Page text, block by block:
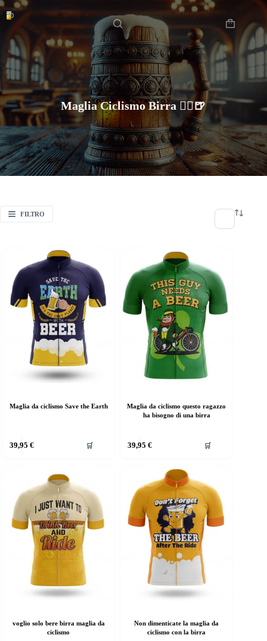
Salta
contenuto
Carrello
Home
Maglia Ciclismo Birra 🚴‍♂️🍺
FILTRO
Maglia da ciclismo Save the Earth
39,95 € 🛒
Maglia da ciclismo questo ragazzo
ha bisogno di una birra
39,95 € 🛒
voglio solo bere birra maglia da
ciclismo
Non dimenticate la maglia da
ciclismo con la birra